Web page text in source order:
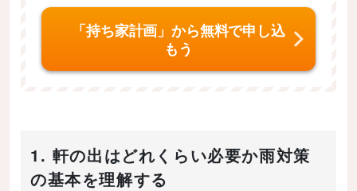
「持ち家計画」から無料で申し込
もう
1. 軒の出はどれくらい必要か雨対策
の基本を理解する